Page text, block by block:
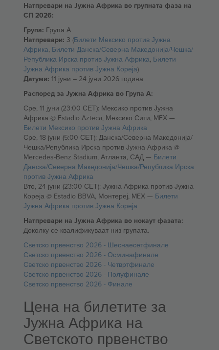
Натпревари на Јужна Африка во групната фаза на
СП 2026:
Група: Група А
Натпревари: 3 (Билети Мексико против Јужна
Африка, Билети Данска/Северна Македонија/Чешка/
Република Ирска против Јужна Африка, Билети
Јужна Африка против Јужна Кореја)
Датуми: 11 јуни – 24 јуни 2026 година
Распоред за Јужна Африка во Група А:
Сре, 11 јуни (23:00 СЕТ): Мексико против Јужна
Африка @ Estadio Azteca, Мексико Сити, MEX —
Билети Мексико против Јужна Африка
Сре, 18 јуни (5:00 СЕТ): Данска/Северна Македонија/
Чешка/Република Ирска против Јужна Африка @
Mercedes-Benz Stadium, Атланта, САД — Билети
Данска/Северна Македонија/Чешка/Република Ирска
против Јужна Африка
Вто, 24 јуни (23:00 СЕТ): Јужна Африка против Јужна
Кореја @ Estadio BBVA, Монтереј, MEX — Билети
Јужна Африка против Јужна Кореја
Натпревари на Јужна Африка во нокаут фазата:
Доколку се квалификуваат низ групата.
Светско првенство 2026 - Шеснаесетфинале
Светско првенство 2026 - Осминафинале
Светско првенство 2026 - Четвртфинале
Светско првенство 2026 - Полуфинале
Светско првенство 2026 - Финале
Цена на билетите за
Јужна Африка на
Светското првенство